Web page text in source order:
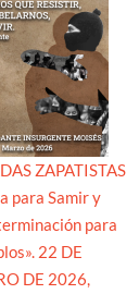
ZAPATISTAS
para Samir y
para
22 DE
DE 2026,